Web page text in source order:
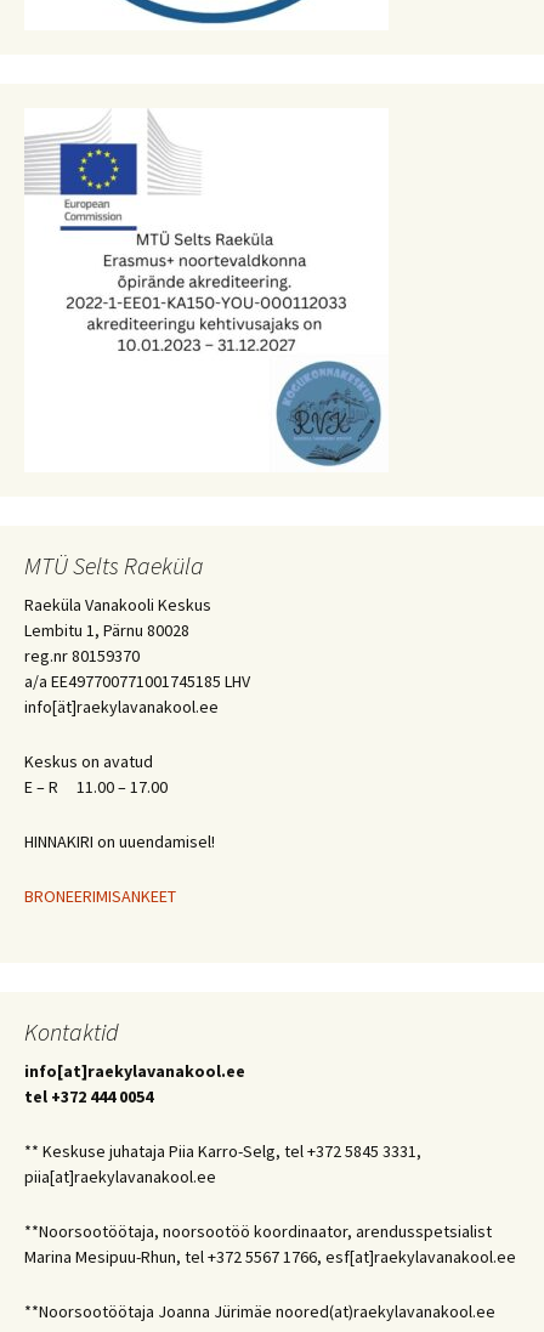
MTÜ Selts Raeküla
Raeküla Vanakooli Keskus
Lembitu 1, Pärnu 80028
reg.nr 80159370
a/a EE497700771001745185 LHV
info[ät]raekylavanakool.ee
Keskus on avatud
E – R 11.00 – 17.00
HINNAKIRI on uuendamisel!
BRONEERIMISANKEET
Kontaktid
info[at]raekylavanakool.ee
tel +372 444 0054
** Keskuse juhataja Piia Karro-Selg, tel +372 5845 3331,
piia[at]raekylavanakool.ee
**Noorsootöötaja, noorsootöö koordinaator, arendusspetsialist
Marina Mesipuu-Rhun, tel +372 5567 1766, esf[at]raekylavanakool.ee
**Noorsootöötaja Joanna Jürimäe noored(at)raekylavanakool.ee